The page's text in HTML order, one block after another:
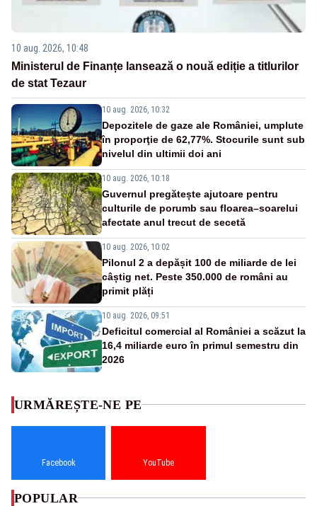
10 aug. 2026, 10:48
Ministerul de Finanțe lansează o nouă ediție a titlurilor
de stat Tezaur
10 aug. 2026, 10:32
Depozitele de gaze ale României, umplute
în proporţie de 62,77%. Stocurile sunt sub
nivelul din ultimii doi ani
10 aug. 2026, 10:18
Guvernul pregătește ajutoare pentru
culturile de porumb sau floarea–soarelui
afectate anul trecut de secetă
10 aug. 2026, 10:02
Pilonul 2 a depășit 100 de miliarde de lei
câștig net. Peste 350.000 de români au
primit plăți
10 aug. 2026, 09:51
Deficitul comercial al României a scăzut la
16,4 miliarde euro în primul semestru din
2026
URMĂREȘTE-NE PE
Facebook YouTube
POPULAR